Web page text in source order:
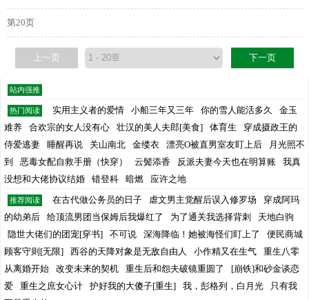
第20页
上一页 下一页
站内强推
热门阅读 实用主义者的爱情 小船三年又三年 你的雪人能活多久
金玉
难养
合欢宗的女人没有心 壮汉的美人夫郎[美食] 体育生
穿成摄政王的
侍爱逃妻
睡醒再说 关山南北 金缕衣 漂亮O被直男室友盯上后
月光照不
到
恶毒女配自救手册（快穿） 云鬓添香 反派夫妻今天也在明算账
我真
没想和大佬协议结婚
错登科 暗燃 应许之地
推荐阅读 在古代做公务员的日子 虐文男主觉醒后误入修罗场
穿成阿玛
的幼弟后
给顶流男团当保姆后我爆红了 为了通关我选择背刺
天地白驹
隐世大佬们的团宠[穿书]
不可说 深海降临！她被海怪们盯上了
便民商城
顾客守则[无限]
西谷的天降对象是无敌自由人 小作精又在生气
重生八零
从离婚开始
改变未来的契机 重生后和怨夫破镜重圆了
[崩铁]和砂金谈恋
爱
重生之庶女心计 护好我的大傻子[重生] 我，彭格列，白月光
只有我